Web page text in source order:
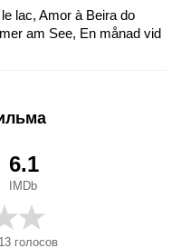
lac, Amor à Beira do
am See, En månad vid
Месяц на озере,
13 голосов
6.1
IMDb